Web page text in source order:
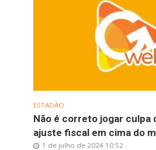
ESTADÃO
Não é correto jogar culpa
ajuste fiscal em cima do
1 de julho de 2024 10:52